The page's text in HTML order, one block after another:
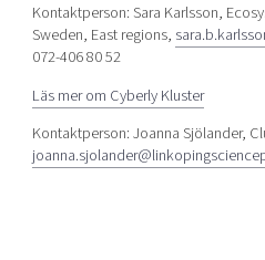
Kontaktperson: Sara Karlsson,
Sweden, East regions,
072-406 80 52
Läs mer om CyberlyKluster
Kontaktperson: Joanna Sjölander,